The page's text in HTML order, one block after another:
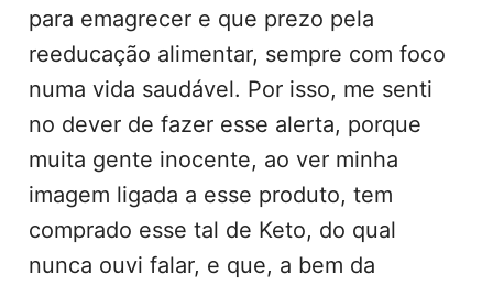
para emagrecer e que prezo pela
reeducação alimentar, sempre com foco
numa vida saudável. Por isso, me senti
no dever de fazer esse alerta, porque
muita gente inocente, ao ver minha
imagem ligada a esse produto, tem
comprado esse tal de Keto, do qual
nunca ouvi falar, e que, a bem da